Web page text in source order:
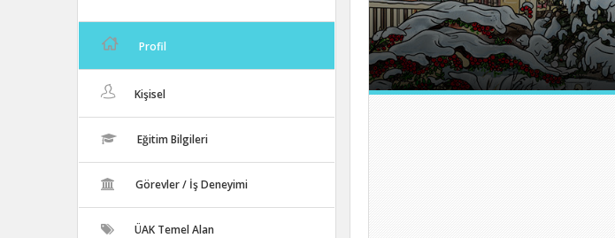
Profil
Kişisel
Eğitim Bilgileri
Görevler / İş Deneyimi
ÜAK Temel Alan